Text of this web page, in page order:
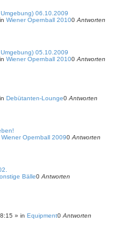
06.10.2009
Wiener Opernball 20100 Antworten
05.10.2009
Wiener Opernball 20100 Antworten
Debütanten-Lounge0 Antworten
Wiener Opernball 20090 Antworten
Bälle0 Antworten
» in Equipment0 Antworten